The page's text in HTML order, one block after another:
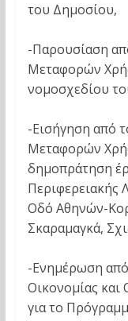
του Δημοσίου,
-Παρουσίαση
Μεταφορών
νομοσχεδίου
-Εισήγηση από
Μεταφορών
δημοπράτηση
Περιφερειακής
Οδό Αθηνών-
Σκαραμαγκά,
-Ενημέρωση
Οικονομίας
για το